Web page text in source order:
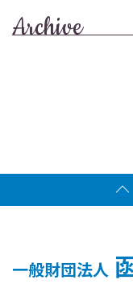
Archive
一般財団法人